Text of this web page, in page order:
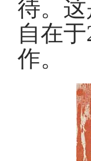
待。
自在
作。